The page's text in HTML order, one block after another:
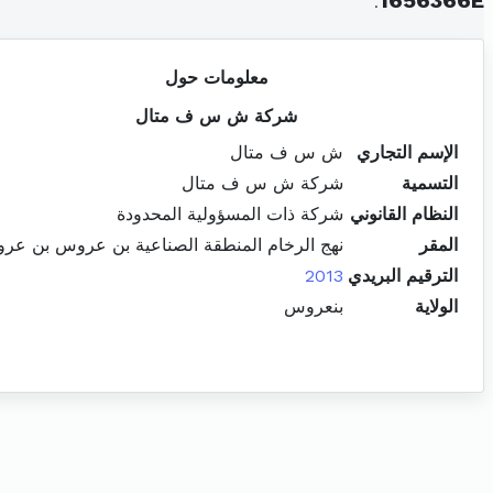
معلومات حول
شركة ش س ف متال
الإسم التجاري
ش س ف متال
التسمية
شركة ش س ف متال
النظام القانوني شركة ذات المسؤولية المحدودة
المقر
نهج الرخام المنطقة الصناعية بن عروس بن
الترقيم البريدي 2013
الولاية
بنعروس